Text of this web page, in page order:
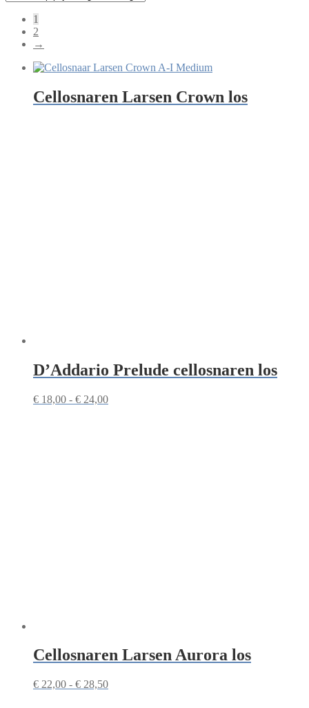
1
2
→
Cellosnaren Larsen Crown los
D’Addario Prelude cellosnaren los
€ 18,00 - € 24,00Prijsklasse:
Cellosnaren Larsen Aurora los
€ 22,00 - € 28,50Prijsklasse: